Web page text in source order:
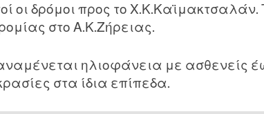
οι δρόμοι προς το
στο Α.Κ.Ζήρειας.
ηλιοφάνεια με ασθενείς
στα ίδια επίπεδα.